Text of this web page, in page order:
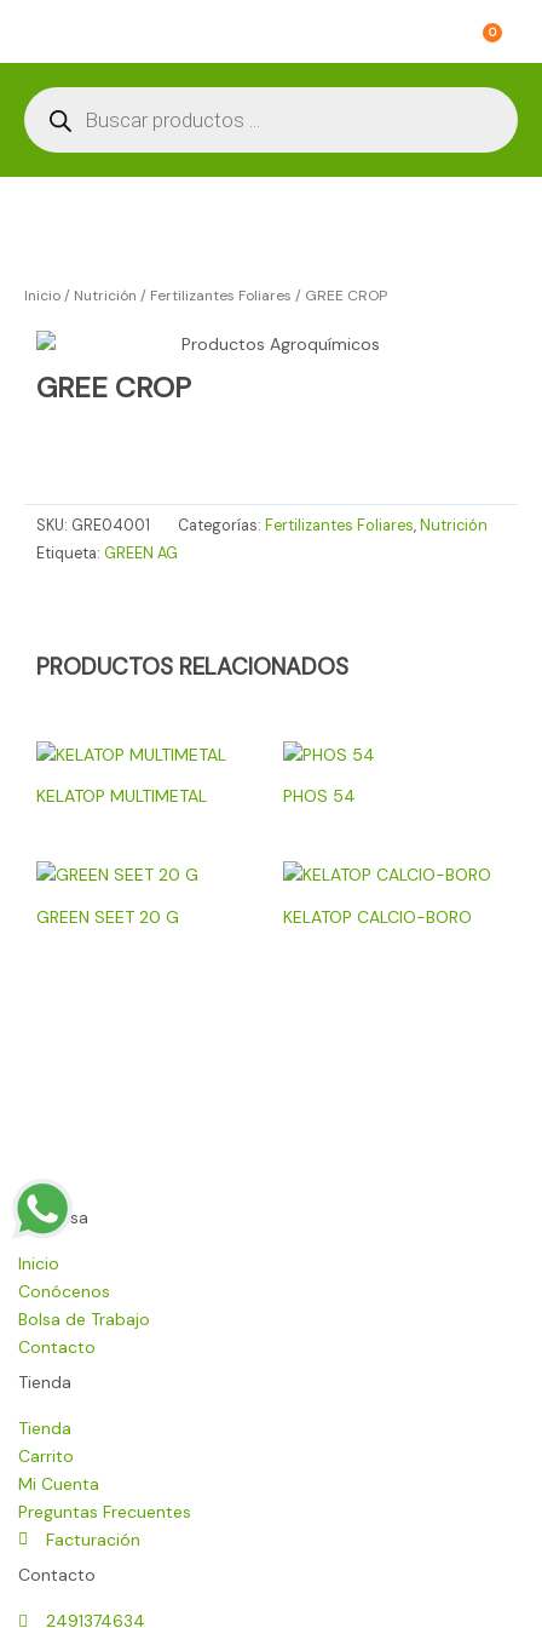
contenido
0
Búsqueda
de
productos
Inicio/ Nutrición / Fertilizantes Foliares / GREE CROP
GREE CROP
SKU: GRE04001 Categorías: Fertilizantes Foliares, Nutrición
Etiqueta: GREEN AG
PRODUCTOS RELACIONADOS
KELATOP MULTIMETAL PHOS 54
GREEN SEET 20 G KELATOP CALCIO-BORO
Empresa
Inicio
Conócenos
Bolsa de Trabajo
Contacto
Tienda
Tienda
Carrito
Mi Cuenta
Preguntas Frecuentes
Facturación
Contacto
2491374634